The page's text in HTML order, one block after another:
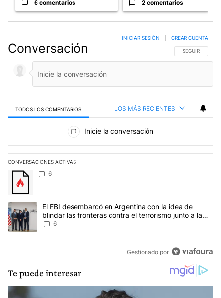
6 comentarios 2 comentarios
Conversación SIGA ESTA
SEGUIR
INICIAR SESIÓN CREAR CUENTA
TODOS LOS COMENTARIOS LOS MÁS RECIENTES
Todos los comentarios
Inicie la conversación
CONVERSACIONES ACTIVAS
Este listado muestra los artículos con más comentarios en los
Un artículo de tendencia con el título "" con 6 comentarios.
6
Un artículo de tendencia con el título "El FBI desembarcó en
El FBI desembarcó en Argentina con la idea de
blindar las fronteras contra el terrorismo junto a la
SIDE
6
Gestionado por